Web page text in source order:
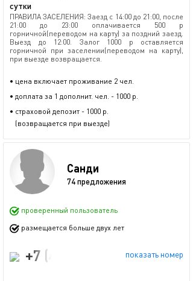
сутки
ПРАВИЛА ЗАСЕЛЕНИЯ: Заезд с 14:00 до 21:00, после
21:00 до 23:00 оплачивается 500 р
горничной(переводом на карту) за поздний заезд.
Выезд до 12:00. Залог 1000 р оставляется
горничной при заселении(переводом на карту),
при выезде возвращается.
• цена включает проживание 2 чел.
• доплата за 1 дополнит. чел. - 1000 р.
• страховой депозит - 1000 р.
(возвращается при выезде)
Санди
74 предложения
проверенный пользователь
размещается больше двух лет
показать номер
+7 (499) 444-14-01